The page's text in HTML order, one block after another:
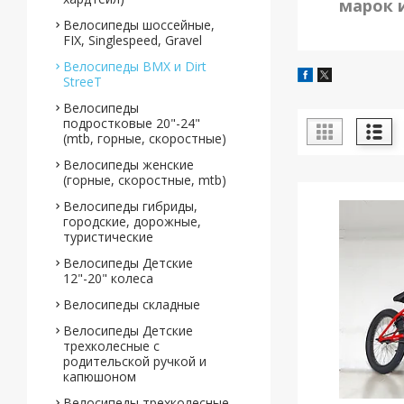
марок
Велосипеды шоссейные,
FIX, Singlespeed, Gravel
Велосипеды BMX и Dirt
StreeT
Велосипеды
подростковые 20"-24"
(mtb, горные, скоростные)
Велосипеды женские
(горные, скоростные, mtb)
Велосипеды гибриды,
городские, дорожные,
туристические
Велосипеды Детские
12"-20" колеса
Велосипеды складные
Велосипеды Детские
трехколесные с
родительской ручкой и
капюшоном